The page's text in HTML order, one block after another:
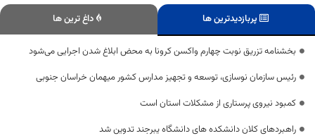
پربازدیدترین ها داغ ترین ها
بخشنامه تزریق نوبت چهارم واکسن کرونا به محض ابلاغ شدن اجرایی می‌شود
رئیس سازمان نوسازی، توسعه و تجهیز مدارس کشور میهمان خراسان جنوبی
کمبود نیروی پرستاری از مشکلات استان است
راهبردهای کلان دانشکده های دانشگاه یبرجند تدوین شد